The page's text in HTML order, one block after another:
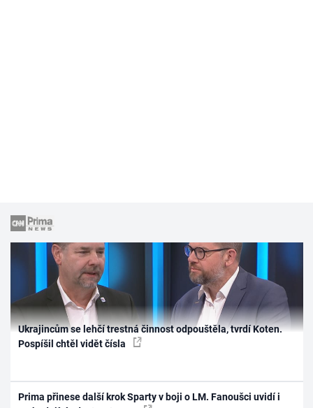
Ukrajincům se lehčí trestná činnost odpouštěla, tvrdí Koten.
Pospíšil chtěl vidět čísla
Prima přinese další krok Sparty v boji o LM. Fanoušci uvidí i